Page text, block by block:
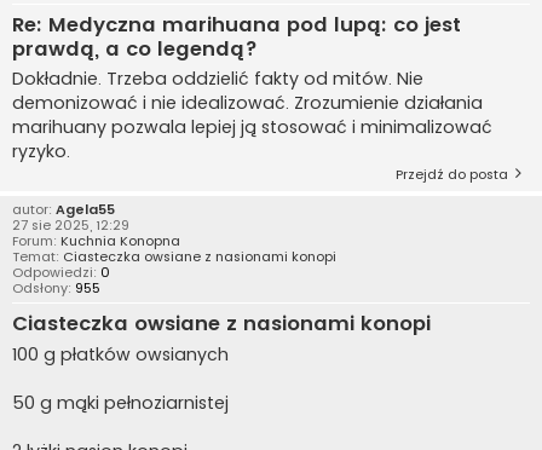
Re: Medyczna marihuana pod lupą: co jest
prawdą, a co legendą?
Dokładnie. Trzeba oddzielić fakty od mitów. Nie
demonizować i nie idealizować. Zrozumienie działania
marihuany pozwala lepiej ją stosować i minimalizować
ryzyko.
Przejdź do posta
autor: Agela55
27 sie 2025, 12:29
Forum: Kuchnia Konopna
Temat: Ciasteczka owsiane z nasionami konopi
Odpowiedzi: 0
Odsłony: 955
Ciasteczka owsiane z nasionami konopi
100 g płatków owsianych
50 g mąki pełnoziarnistej